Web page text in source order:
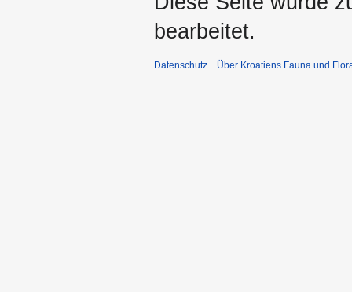
bearbeitet.
Datenschutz Über Kroatiens Fauna und